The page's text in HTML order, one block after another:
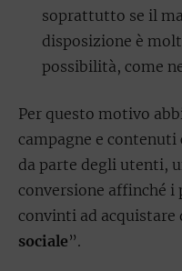
soprattutto se il
disposizione è
possibilità, come
Per questo motivo
campagne e contenuti
da parte degli utenti,
conversione affinché i
convinti ad acquistare
sociale”.